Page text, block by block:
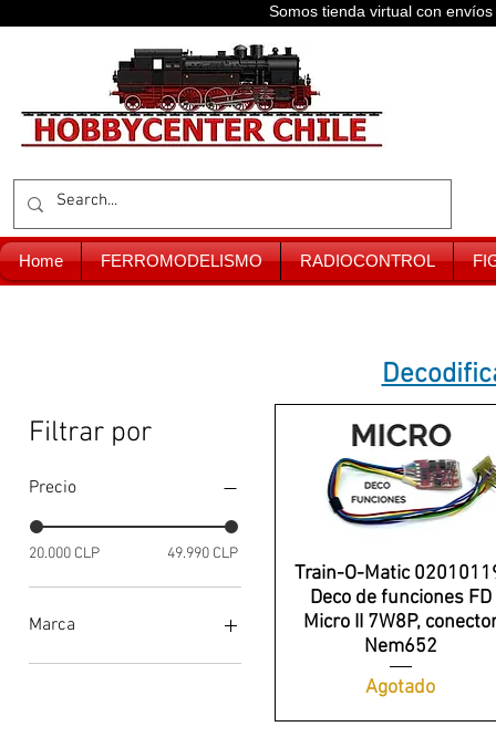
Somos tienda virtual con
Home FERROMODELISMO RADIOCONTROL
Filtrar por
Precio
20.000 CLP 49.990 CLP
Marca
ESU
Train-O-Matic
Deco de funciones FD
Micro II 7W8P,
Nem652
Agotado